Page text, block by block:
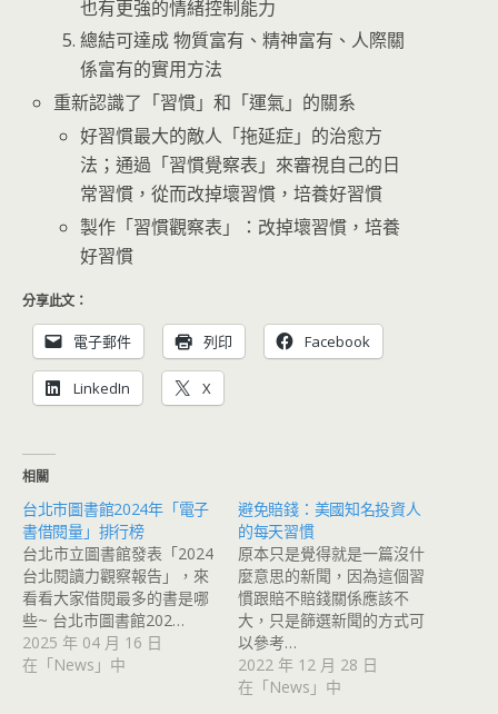
也有更強的情緒控制能力
總結可達成 物質富有、精神富有、人際關
係富有的實用方法
重新認識了「習慣」和「運氣」的關系
好習慣最大的敵人「拖延症」的治愈方
法；通過「習慣覺察表」來審視自己的日
常習慣，從而改掉壞習慣，培養好習慣
製作「習慣觀察表」：改掉壞習慣，培養
好習慣
分享此文：
電子郵件 列印 Facebook
LinkedIn X
相關
台北市圖書館2024年「電子
書借閱量」排行榜
台北市立圖書館發表「2024
台北閱讀力觀察報告」，來
看看大家借閱最多的書是哪
些~ 台北市圖書館202…
2025 年 04 月 16 日
在「News」中
避免賠錢：美國知名投資人
的每天習慣
原本只是覺得就是一篇沒什
麼意思的新聞，因為這個習
慣跟賠不賠錢關係應該不
大，只是篩選新聞的方式可
以參考…
2022 年 12 月 28 日
在「News」中